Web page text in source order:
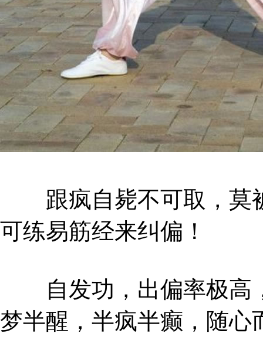
跟疯自毙不可取，莫
可练易筋经来纠偏！
自发功，出偏率极高
梦半醒，半疯半癫，随心